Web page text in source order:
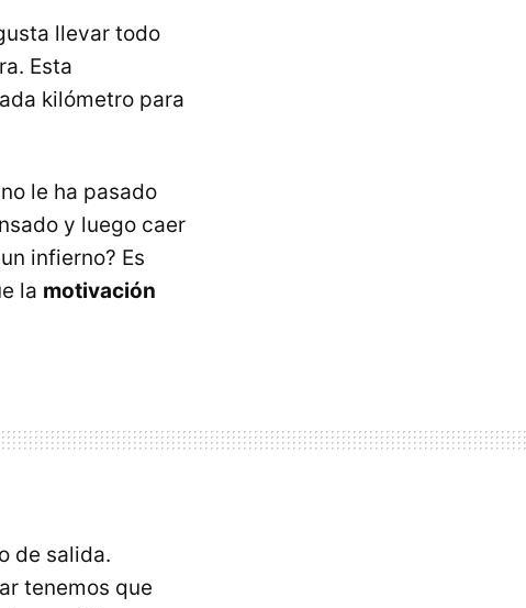
llevar todo
Esta
kilómetro para
le ha pasado
y luego caer
infierno? Es
la motivación
de salida.
tenemos que